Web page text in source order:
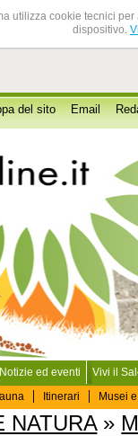
utilizza cookie tecnici
dispositivo.
del sito Email
Itinerari Musei
Notizie ed eventi Vivi il
NATURA»